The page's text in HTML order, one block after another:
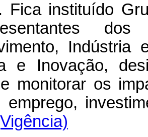
Fica instituído
e Inovação,
monitorar os
emprego,